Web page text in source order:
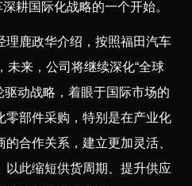
耕国际化战略的一个开始。
理鹿政华介绍，按照福田汽车
未来，公司将继续深化“全球
驱动战略，着眼于国际市场的
零部件采购，特别是在产业化
合作关系，建立更加灵活、
以此缩短供货周期、提升供应